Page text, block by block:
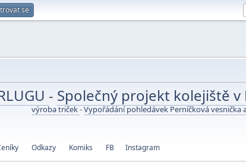
se
- Společný projekt kolejiště v
výroba triček-Vypořádání pohledávek Perníčková vesnička
Odkazy Komiks FB Instagram